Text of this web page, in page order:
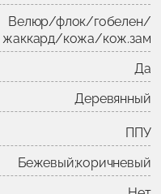
Велюр/флок/гобелен/
жаккард/кожа/кож.зам
Да
Деревянный
ППУ
Бежевый;коричневый